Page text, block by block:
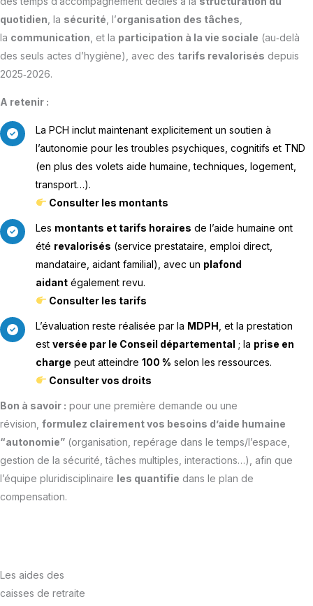
quotidien , la sécurité , l’organisation des tâches
la communication , et la participation à la vie sociale (au‑delà
des seuls actes d’hygiène), avec des tarifs revalorisés depuis
2025‑2026.
A retenir :
La PCH inclut maintenant explicitement un soutien à
l’autonomie pour les troubles psychiques, cognitifs et TND
(en plus des volets aide humaine, techniques, logement,
transport…).
Consulter les montants
Les montants et tarifs horaires de l’aide humaine ont
été revalorisés (service prestataire, emploi direct,
mandataire, aidant familial), avec un plafond
aidant également revu.
Consulter les tarifs
L’évaluation reste réalisée par la MDPH , et la prestation
est versée par le Conseil départemental ; la prise en
charge peut atteindre 100 % selon les ressources.
Consulter vos droits
Bon à savoir : pour une première demande ou une
révision, formulez clairement vos besoins d’aide humaine
“autonomie” (organisation, repérage dans le temps/l’espace,
gestion de la sécurité, tâches multiples, interactions…), afin que
l’équipe pluridisciplinaire les quantifie dans le plan de
compensation.
Les aides des
caisses de retraite